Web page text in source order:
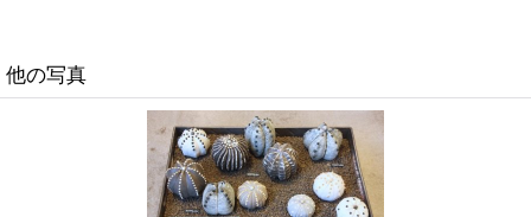
他の写真